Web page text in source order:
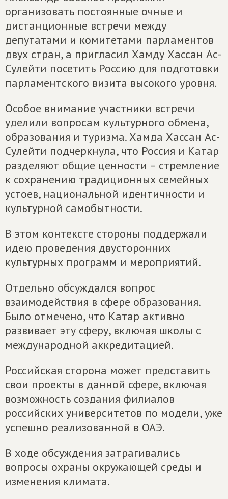
организовать постоянные очные и
дистанционные встречи между
депутатами и комитетами парламентов
двух стран, а пригласил Хамду Хассан Ас-
Сулейти посетить Россию для подготовки
парламентского визита высокого уровня.
Особое внимание участники встречи
уделили вопросам культурного обмена,
образования и туризма. Хамда Хассан Ас-
Сулейти подчеркнула, что Россия и Катар
разделяют общие ценности – стремление
к сохранению традиционных семейных
устоев, национальной идентичности и
культурной самобытности.
В этом контексте стороны поддержали
идею проведения двусторонних
культурных программ и мероприятий.
Отдельно обсуждался вопрос
взаимодействия в сфере образования.
Было отмечено, что Катар активно
развивает эту сферу, включая школы с
международной аккредитацией.
Российская сторона может представить
свои проекты в данной сфере, включая
возможность создания филиалов
российских университетов по модели, уже
успешно реализованной в ОАЭ.
В ходе обсуждения затрагивались
вопросы охраны окружающей среды и
изменения климата.